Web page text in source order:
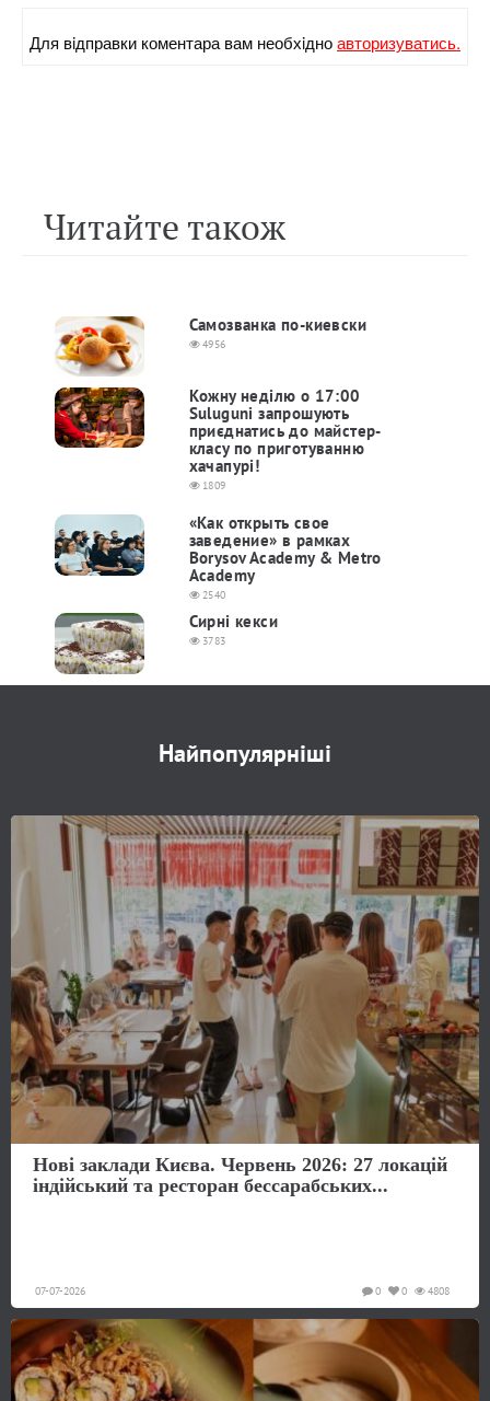
Для вiдправки коментара вам необхiдноавторизуватись.
Читайте також
Самозванка по-киевски
4956
Кожну неділю о 17:00
Suluguni запрошують
приєднатись до майстер-
класу по приготуванню
хачапурі!
1809
«Как открыть свое
заведение» в рамках
Borysov Academy & Metro
Academy
2540
Сирні кекси
3783
Найпопулярніші
Нові заклади Києва. Червень 2026: 27 локацій
індійський та ресторан бессарабських...
07-07-2026 4808
0
0